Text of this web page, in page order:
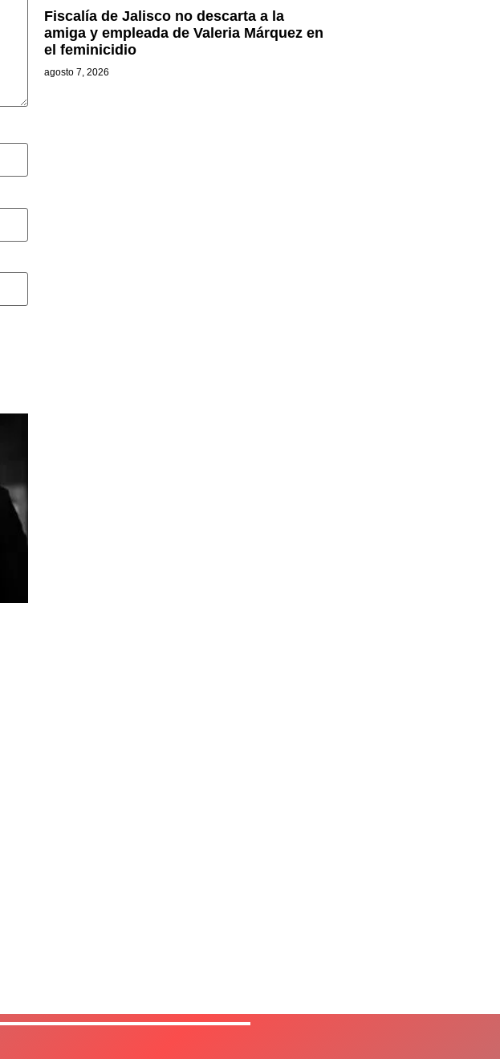
Fiscalía de Jalisco no descarta a la
amiga y empleada de Valeria Márquez en
el feminicidio
agosto 7, 2026